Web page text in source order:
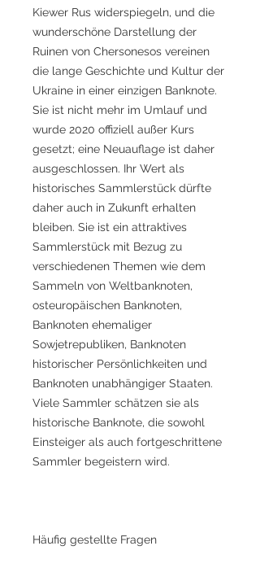
Kiewer Rus widerspiegeln, und die
wunderschöne Darstellung der
Ruinen von Chersonesos vereinen
die lange Geschichte und Kultur der
Ukraine in einer einzigen Banknote.
Sie ist nicht mehr im Umlauf und
wurde 2020 offiziell außer Kurs
gesetzt; eine Neuauflage ist daher
ausgeschlossen. Ihr Wert als
historisches Sammlerstück dürfte
daher auch in Zukunft erhalten
bleiben. Sie ist ein attraktives
Sammlerstück mit Bezug zu
verschiedenen Themen wie dem
Sammeln von Weltbanknoten,
osteuropäischen Banknoten,
Banknoten ehemaliger
Sowjetrepubliken, Banknoten
historischer Persönlichkeiten und
Banknoten unabhängiger Staaten.
Viele Sammler schätzen sie als
historische Banknote, die sowohl
Einsteiger als auch fortgeschrittene
Sammler begeistern wird.
Häufig gestellte Fragen